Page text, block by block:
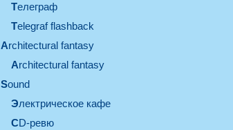
телеграф
Telegraf flashback
architectural fantasy
architectural fantasy
sound
электрическое кафе
CD-ревю